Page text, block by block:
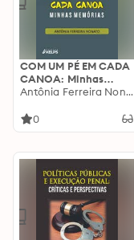
COM UM PÉ EM CADA
CANOA: Minhas
Memórias
Antônia Ferreira Nonato
0